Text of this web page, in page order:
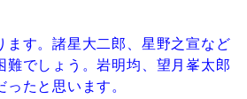
ます。諸星大二郎、星野之宣など
難でしょう。岩明均、望月峯太郎
たと思います。